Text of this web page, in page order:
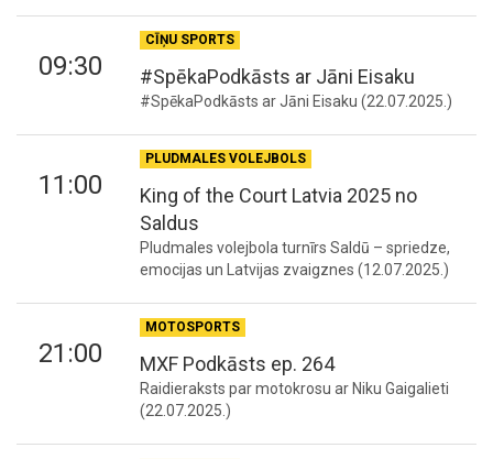
09:30
CĪŅU SPORTS
#SpēkaPodkāsts ar Jāni Eisaku
#SpēkaPodkāsts ar Jāni Eisaku (22.07.2025.)
11:00
PLUDMALES VOLEJBOLS
King of the Court Latvia 2025 no
Saldus
Pludmales volejbola turnīrs Saldū – spriedze,
emocijas un Latvijas zvaigznes (12.07.2025.)
21:00
MOTOSPORTS
MXF Podkāsts ep. 264
Raidieraksts par motokrosu ar Niku Gaigalieti
(22.07.2025.)